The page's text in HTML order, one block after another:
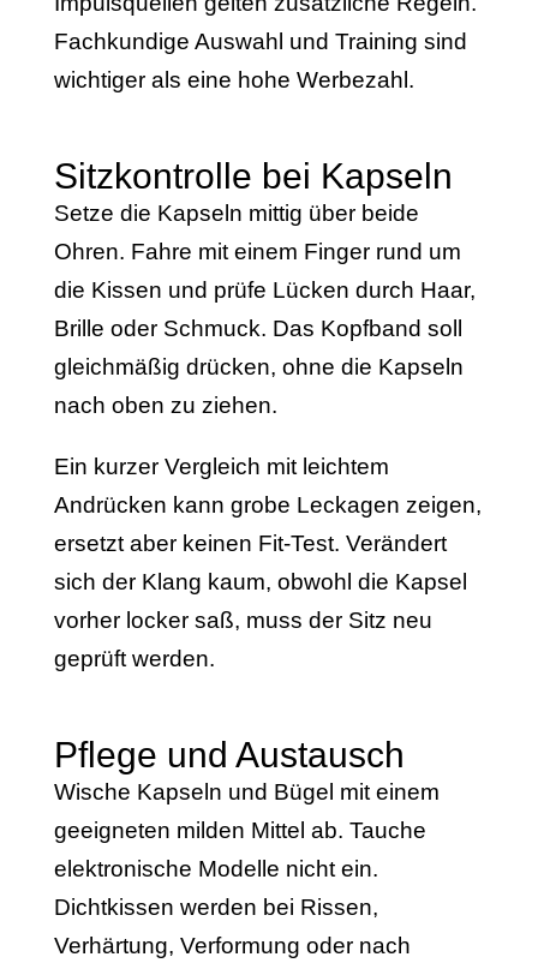
Fachkundige Auswahl und Training sind
wichtiger als eine hohe Werbezahl.
Sitzkontrolle bei Kapseln
Setze die Kapseln mittig über beide
Ohren. Fahre mit einem Finger rund um
die Kissen und prüfe Lücken durch Haar,
Brille oder Schmuck. Das Kopfband soll
gleichmäßig drücken, ohne die Kapseln
nach oben zu ziehen.
Ein kurzer Vergleich mit leichtem
Andrücken kann grobe Leckagen zeigen,
ersetzt aber keinen Fit-Test. Verändert
sich der Klang kaum, obwohl die Kapsel
vorher locker saß, muss der Sitz neu
geprüft werden.
Pflege und Austausch
Wische Kapseln und Bügel mit einem
geeigneten milden Mittel ab. Tauche
elektronische Modelle nicht ein.
Dichtkissen werden bei Rissen,
Verhärtung, Verformung oder nach